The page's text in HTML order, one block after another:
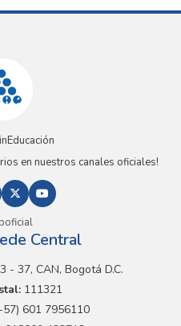
en nuestros canales oficiales!
Central
- 37, CAN, Bogotá D.C.
111321
601 7956110